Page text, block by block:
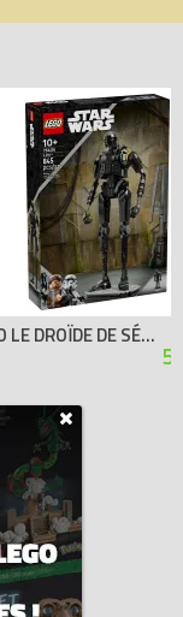
K-2SO LE DROÏDE DE SÉCURITÉ